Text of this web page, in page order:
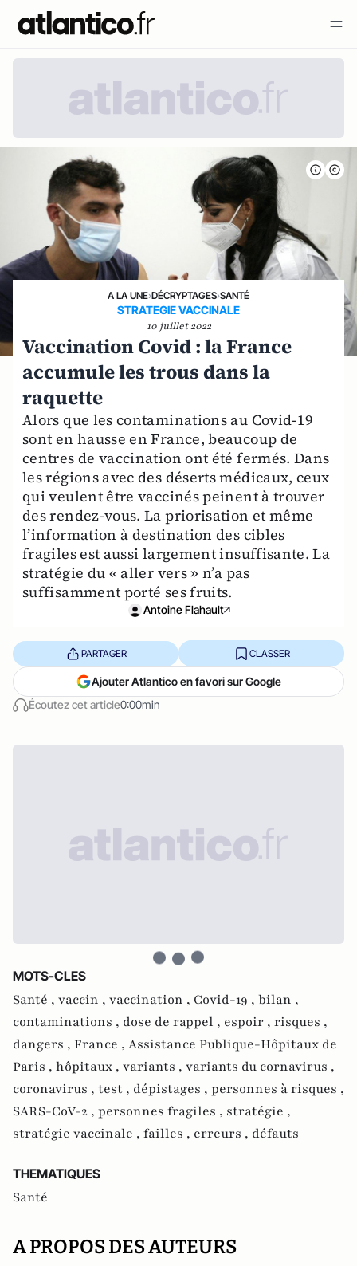
A LA UNE›DÉCRYPTAGES›SANTÉ
STRATEGIE VACCINALE
10 juillet 2022
Vaccination Covid : la France
accumule les trous dans la
raquette
Alors que les contaminations au Covid-19
sont en hausse en France, beaucoup de
centres de vaccination ont été fermés. Dans
les régions avec des déserts médicaux, ceux
qui veulent être vaccinés peinent à trouver
des rendez-vous. La priorisation et même
l’information à destination des cibles
fragiles est aussi largement insuffisante. La
stratégie du « aller vers » n’a pas
suffisamment porté ses fruits.
Antoine Flahault
Écoutez cet article0:00min
PARTAGER CLASSER
Ajouter Atlantico en favori sur Google
MOTS-CLES
Santé , vaccin , vaccination , Covid-19 , bilan ,
contaminations , dose de rappel , espoir , risques ,
dangers , France , Assistance Publique-Hôpitaux de
Paris , hôpitaux , variants , variants du cornavirus ,
coronavirus , test , dépistages , personnes à risques ,
SARS-CoV-2 , personnes fragiles , stratégie ,
stratégie vaccinale , failles , erreurs , défauts
THEMATIQUES
Santé
A PROPOS DES AUTEURS